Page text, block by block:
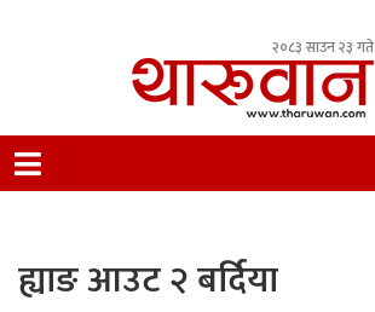
२०८३ साउन २३ गते
Nepal.
ह्याङ आउट २ बर्दिया